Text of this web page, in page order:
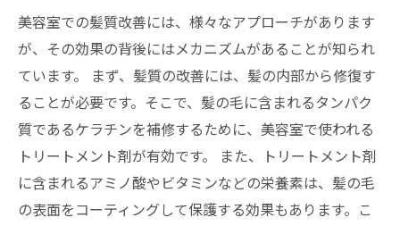
美容室での髪質改善には、様々なアプローチがあります
が、その効果の背後にはメカニズムがあることが知られ
ています。 まず、髪質の改善には、髪の内部から修復す
ることが必要です。そこで、髪の毛に含まれるタンパク
質であるケラチンを補修するために、美容室で使われる
トリートメント剤が有効です。 また、トリートメント剤
に含まれるアミノ酸やビタミンなどの栄養素は、髪の毛
の表面をコーティングして保護する効果もあります。こ